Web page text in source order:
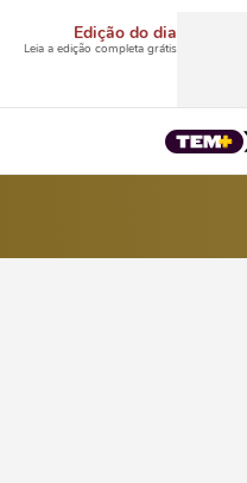
Edição do dia
Leia a edição completa grátis